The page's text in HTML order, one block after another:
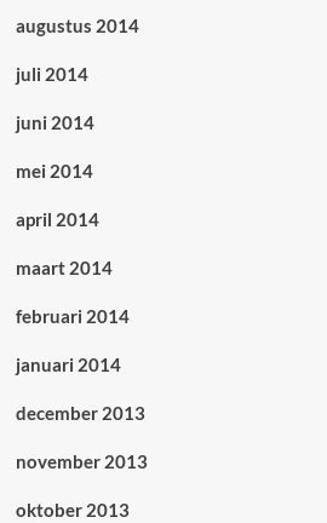
augustus 2014
juli 2014
juni 2014
mei 2014
april 2014
maart 2014
februari 2014
januari 2014
december 2013
november 2013
oktober 2013